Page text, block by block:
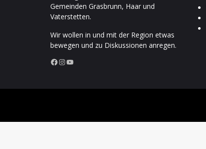
Gemeinden Grasbrunn, Haar und
Vaterstetten.
Wir wollen in und mit der Region etwas
bewegen und zu Diskussionen anregen.
Facebook InstagramYouTube